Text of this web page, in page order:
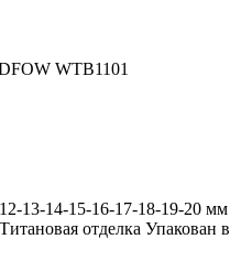
WTB1101
13-14-15-16-17-18-19-20 мм
отделка Упакован в